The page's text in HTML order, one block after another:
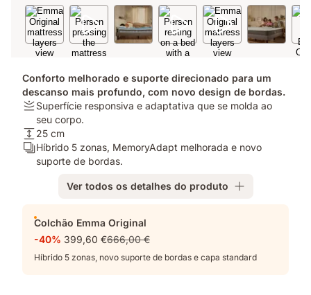
Conforto melhorado e suporte direcionado para um
descanso mais profundo, com novo design de bordas.
Firmeza:
Superfície
responsiva
e
adaptativa
seu
corpo.
Superfície responsiva e adaptativa que se molda ao
seu corpo.
Altura:
25
25 cm
Camadas:
Híbrido
melhorada
novo
suporte
Híbrido 5 zonas, MemoryAdapt melhorada e novo
suporte de bordas.
Ver todos os detalhes do produto
Colchão Emma Original
-40% 399,60 €666,00 €
Híbrido 5 zonas, novo suporte de bordas e capa standard